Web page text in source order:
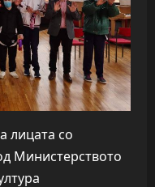
лицата со
Министерството